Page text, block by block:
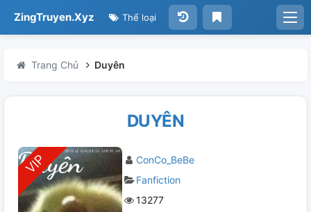
ZingTruyen.Xyz Thể loại
Trang Chủ Duyên
DUYÊN
ConCo_BeBe
Fanfiction
13277